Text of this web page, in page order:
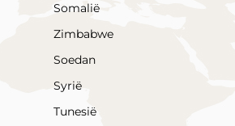
Somalië
Zimbabwe
Soedan
Syrië
Tunesië